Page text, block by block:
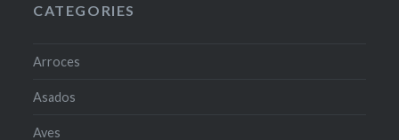
CATEGORIES
Arroces
Asados
Aves